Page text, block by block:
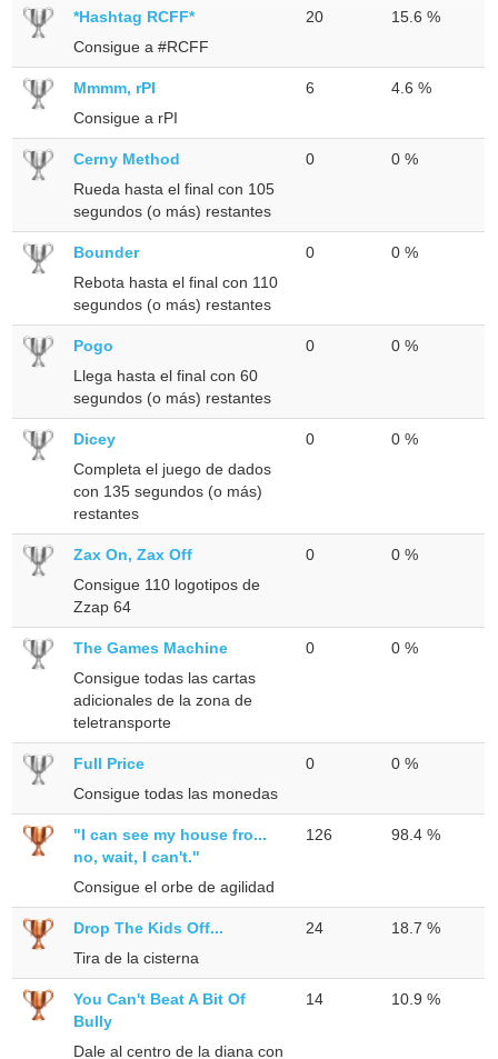
*Hashtag RCFF*
Consigue a #RCFF
20 15.6 %
Mmmm, rPI
Consigue a rPI
6 4.6 %
Cerny Method
Rueda hasta el final con 105
segundos (o más) restantes
0 0 %
Bounder
Rebota hasta el final con 110
segundos (o más) restantes
0 0 %
Pogo
Llega hasta el final con 60
segundos (o más) restantes
0 0 %
Dicey
Completa el juego de dados
con 135 segundos (o más)
restantes
0 0 %
Zax On, Zax Off
Consigue 110 logotipos de
Zzap 64
0 0 %
The Games Machine
Consigue todas las cartas
adicionales de la zona de
teletransporte
0 0 %
Full Price
Consigue todas las monedas
0 0 %
"I can see my house fro...
no, wait, I can't."
Consigue el orbe de agilidad
126 98.4 %
Drop The Kids Off...
Tira de la cisterna
24 18.7 %
You Can't Beat A Bit Of
Bully
Dale al centro de la diana con
14 10.9 %